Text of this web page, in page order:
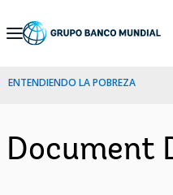
Skip
Navigation
ENTENDIENDO LA POBREZA
Document